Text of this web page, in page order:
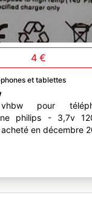
4 €
et tablettes
pour
philips - 3,7v
en décembre